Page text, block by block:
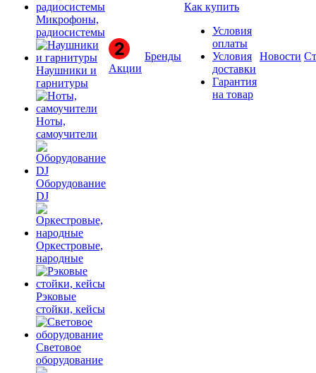
Микрофоны,
радиосистемы
Наушники и
гарнитуры
Ноты,
самоучители
Оборудование
DJ
Оркестровые,
народные
Рэковые
стойки, кейсы
Световое
оборудование
Акции
Бренды
Как купить
Условия
оплаты
Условия
доставки
Гарантия
на товар
Новости